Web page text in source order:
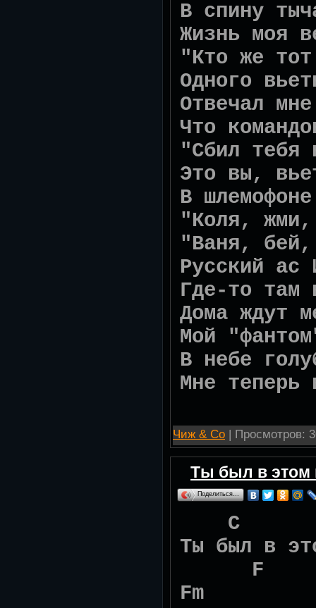
В спину
Жизнь моя
"Кто же
Одного
Отвечал
Что
"Сбил тебя
Это вы,
В
"Коля,
"Ваня,
Русский ас
Где-то там
Дома ждут
Мой
В небе
Мне теперь
Чиж & Со | Просмотров:
Ты был в этом
Поделиться…
C
Ты был в